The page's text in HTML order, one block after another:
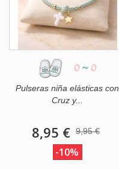
0 ~ 0
Pulseras niña elásticas con
Cruz y...
8,95 € 9,95 €
-10%